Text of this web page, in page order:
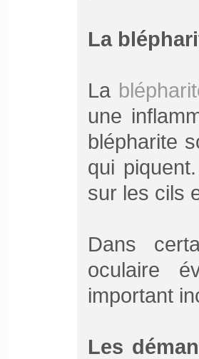
La
La
une
blépharite
qui
sur les cils
Dans
oculaire
important
Les